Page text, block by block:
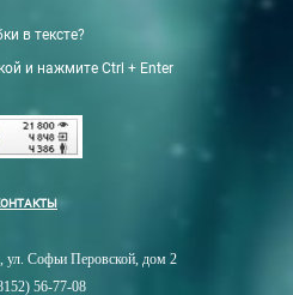
в тексте?
и нажмите Ctrl + Enter
ул. Софьи Перовской, дом 2
56-77-08